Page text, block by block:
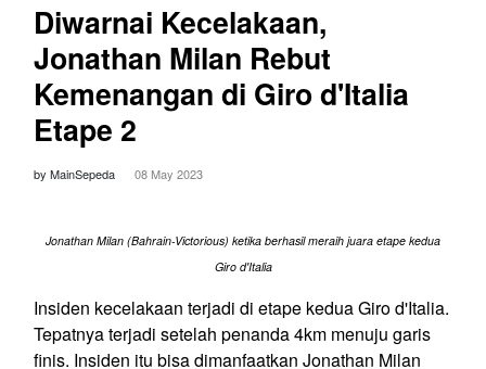
Diwarnai Kecelakaan,
Jonathan Milan Rebut
Kemenangan di Giro d'Italia
Etape 2
by MainSepeda 08 May 2023
Jonathan Milan (Bahrain-Victorious) ketika berhasil meraih juara etape kedua
Giro d'Italia
Insiden kecelakaan terjadi di etape kedua Giro d'Italia.
Tepatnya terjadi setelah penanda 4km menuju garis
finis. Insiden itu bisa dimanfaatkan Jonathan Milan